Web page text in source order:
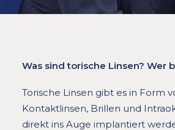
Was sind torische Linsen? Wer
Torische Linsen gibt es in Form
Kontaktlinsen, Brillen und
direkt ins Auge implantiert